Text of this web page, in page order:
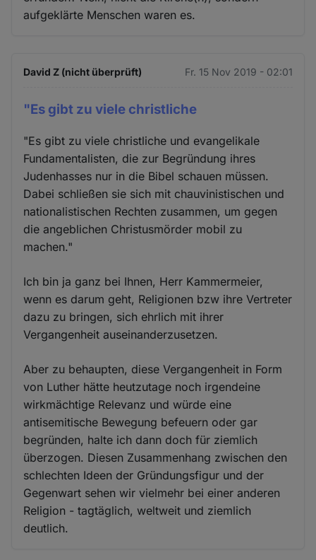
aufgeklärte Menschen waren es.
David Z (nicht überprüft) Fr. 15 Nov 2019 - 02:01
"Es gibt zu viele christliche
"Es gibt zu viele christliche und evangelikale
Fundamentalisten, die zur Begründung ihres
Judenhasses nur in die Bibel schauen müssen.
Dabei schließen sie sich mit chauvinistischen und
nationalistischen Rechten zusammen, um gegen
die angeblichen Christusmörder mobil zu
machen."
Ich bin ja ganz bei Ihnen, Herr Kammermeier,
wenn es darum geht, Religionen bzw ihre Vertreter
dazu zu bringen, sich ehrlich mit ihrer
Vergangenheit auseinanderzusetzen.
Aber zu behaupten, diese Vergangenheit in Form
von Luther hätte heutzutage noch irgendeine
wirkmächtige Relevanz und würde eine
antisemitische Bewegung befeuern oder gar
begründen, halte ich dann doch für ziemlich
überzogen. Diesen Zusammenhang zwischen den
schlechten Ideen der Gründungsfigur und der
Gegenwart sehen wir vielmehr bei einer anderen
Religion - tagtäglich, weltweit und ziemlich
deutlich.